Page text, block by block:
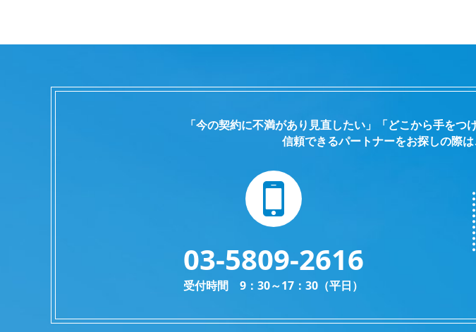
「今の契約に不満があり見直したい」「どこから手をつ
信頼できるパートナーをお探しの際
03-5809-2616
受付時間 9：30～17：30（平日）